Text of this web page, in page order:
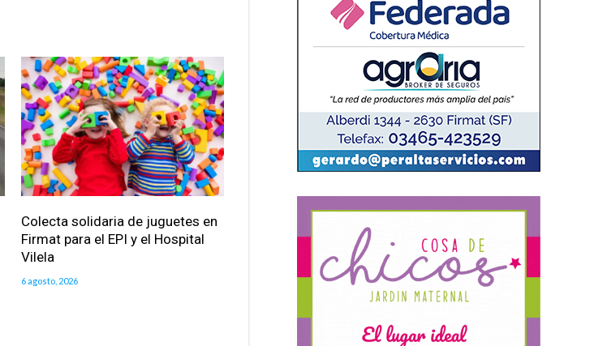
Colecta solidaria de juguetes en
Firmat para el EPI y el Hospital
Vilela
6 agosto, 2026